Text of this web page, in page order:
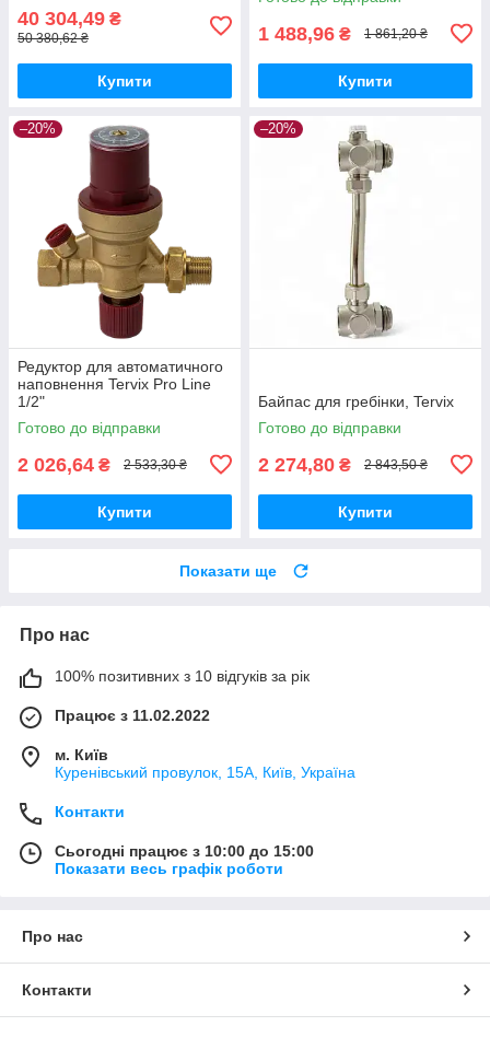
40 304,49 ₴
50 380,62 ₴
Купити
1 488,96 ₴ 1 861,20 ₴
Купити
–20%
Редуктор для автоматичного
наповнення Tervix Pro Line
1/2"
Готово до відправки
2 026,64 ₴ 2 533,30 ₴
Купити
–20%
Байпас для гребінки, Tervix
Готово до відправки
2 274,80 ₴ 2 843,50 ₴
Купити
Показати ще
Про нас
100% позитивних з 10 відгуків за рік
Працює з 11.02.2022
м. Київ
Куренівський провулок, 15А, Київ, Україна
Контакти
Сьогодні працює з 10:00 до 15:00
Показати весь графік роботи
Про нас
Контакти